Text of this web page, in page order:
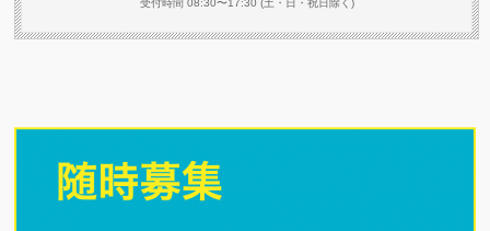
受付時間 08:30〜17:30 (土・日・祝日除く)